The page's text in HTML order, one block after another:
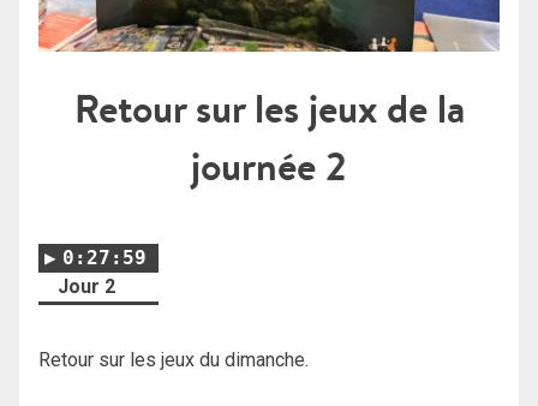
Retour sur les jeux de la
journée 2
0:27:59
Jour 2
Retour sur les jeux du dimanche.